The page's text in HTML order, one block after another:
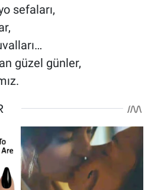
sefaları,
güzel günler,